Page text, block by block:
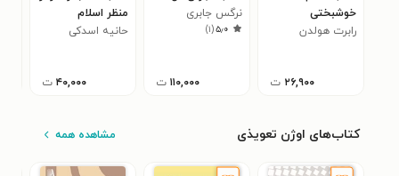
خوشبختی
رابرت هولدن
۲۶,۹۰۰ ت
نرگس جابری
۵٫۰(۱)
۱۱۰,۰۰۰ ت
منظر اسلام
حانیه اسدکی
۴۰,۰۰۰ ت
کتاب‌های اوژن تعویذی مشاهده همه